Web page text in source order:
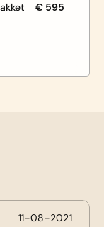
€ 595
11-08-2021